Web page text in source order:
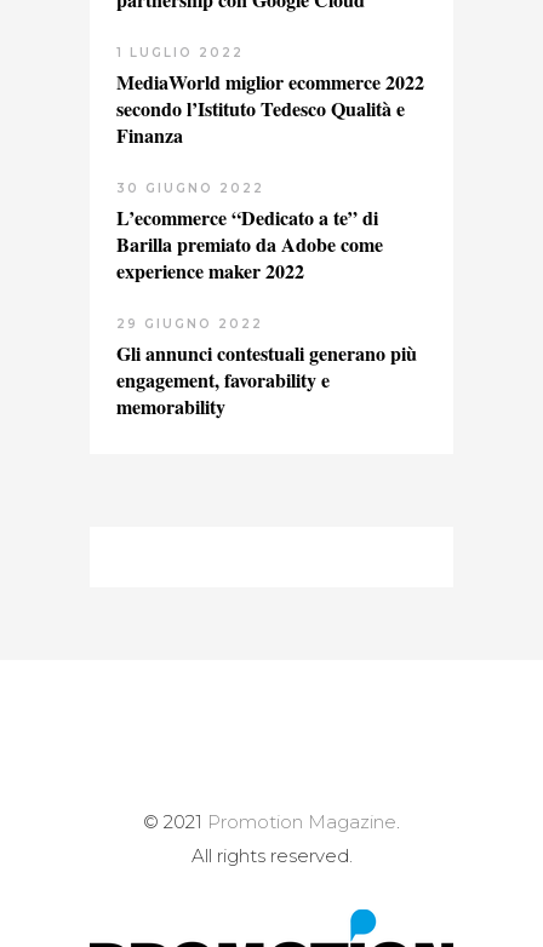
1 LUGLIO 2022
MediaWorld miglior ecommerce 2022
secondo l’Istituto Tedesco Qualità e
Finanza
30 GIUGNO 2022
L’ecommerce “Dedicato a te” di
Barilla premiato da Adobe come
experience maker 2022
29 GIUGNO 2022
Gli annunci contestuali generano più
engagement, favorability e
memorability
© 2021 Promotion Magazine
All rights reserved.